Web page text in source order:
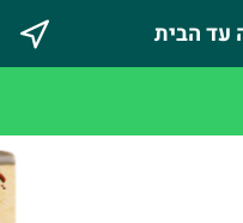
הבית
במטרה לקדם חקלאות
עד הבית